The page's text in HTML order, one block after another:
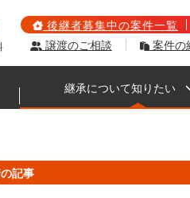
後継者募集中の案件一覧
譲渡のご相談
案件の
継承について知りたい
記事